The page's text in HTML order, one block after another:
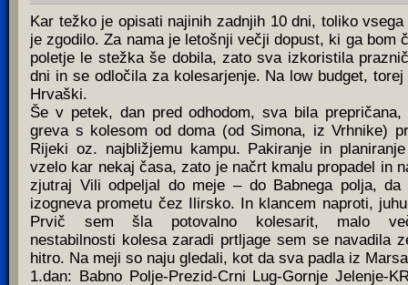
Kar težko je opisati najinih zadnjih 10 dni, toliko vsega
je zgodilo. Za nama je letošnji večji dopust, ki ga bom
poletje le stežka še dobila, zato sva izkoristila
dni in se odločila za kolesarjenje. Na low budget, torej
Hrvaški.
Še v petek, dan pred odhodom, sva bila prepričana,
greva s kolesom od doma (od Simona, iz Vrhnike)
Rijeki oz. najbližjemu kampu. Pakiranje in
vzelo kar nekaj časa, zato je načrt kmalu propadel in
zjutraj Vili odpeljal do meje – do Babnega polja, da
izogneva prometu čez Ilirsko. In klancem naproti,
Prvič sem šla potovalno kolesarit, malo
nestabilnosti kolesa zaradi prtljage sem se navadila
hitro. Na meji so naju gledali, kot da sva padla iz
1.dan: Babno Polje-Prezid-Crni Lug-Gornje Jelenje-